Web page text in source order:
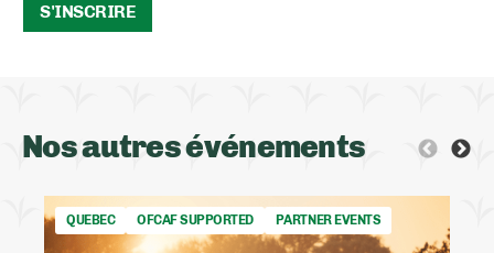
S'INSCRIRE
Nos autres événements
QUEBEC OFCAF SUPPORTED PARTNER EVENTS